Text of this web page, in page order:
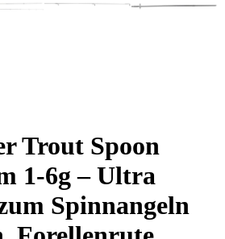
Trout Spoon
1-6g – Ultra
Spinnangeln